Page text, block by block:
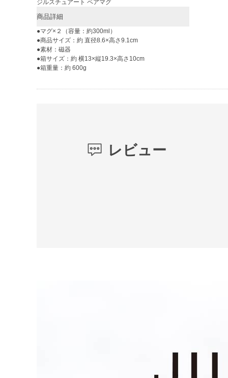
ジルスチュアート ペアマグ
商品詳細
●マグ×２（容量：約300ml）
●商品サイズ：約 直径8.6×高さ9.1cm
●素材：磁器
●箱サイズ：約 横13×縦19.3×高さ10cm
●箱重量：約 600g
レビュー